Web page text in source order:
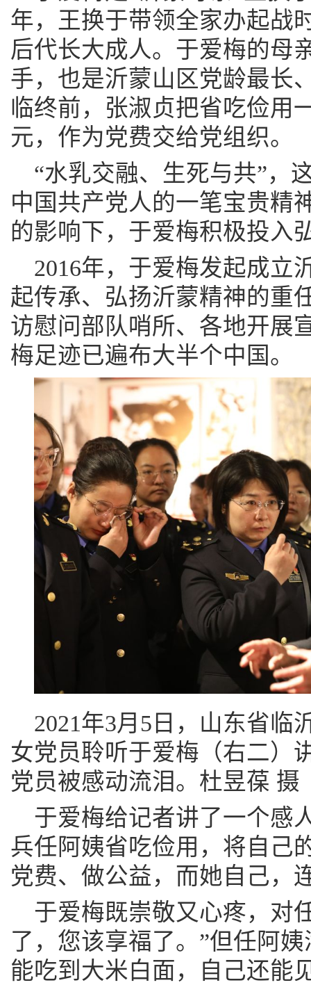
年，王换于带领全家办起战
后代长大成人。于爱梅的母
手，也是沂蒙山区党龄最长
临终前，张淑贞把省吃俭用
元，作为党费交给党组织。
“水乳交融、生死与共”，
中国共产党人的一笔宝贵精
的影响下，于爱梅积极投入
2016年，于爱梅发起成立
起传承、弘扬沂蒙精神的重
访慰问部队哨所、各地开展
梅足迹已遍布大半个中国。
2021年3月5日，山东省临
女党员聆听于爱梅（右二）
党员被感动流泪。杜昱葆 摄
于爱梅给记者讲了一个感
兵任阿姨省吃俭用，将自己
党费、做公益，而她自己，
于爱梅既崇敬又心疼，对
了，您该享福了。”但任阿
能吃到大米白面，自己还